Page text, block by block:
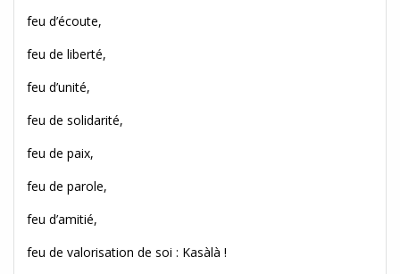
feu d’écoute,
feu de liberté,
feu d’unité,
feu de solidarité,
feu de paix,
feu de parole,
feu d’amitié,
feu de valorisation de soi : Kasàlà !